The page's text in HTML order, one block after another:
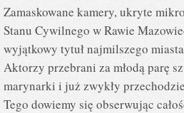
Zamaskowane kamery, ukryte
Stanu Cywilnego w Rawie
wyjątkowy tytuł najmilszego
Aktorzy przebrani za młodą parę
marynarki i już zwykły
Tego dowiemy się obserwując